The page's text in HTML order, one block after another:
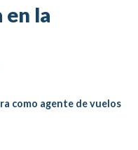
en la
como agente de vuelos